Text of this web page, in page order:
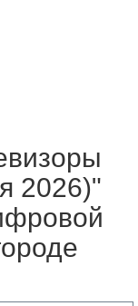
2026)"